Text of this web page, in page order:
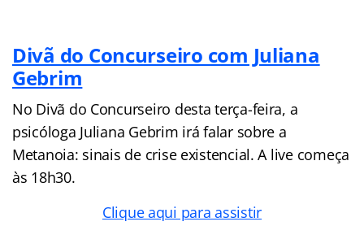
Divã do Concurseiro com Juliana
Gebrim
No Divã do Concurseiro desta terça-feira, a
psicóloga Juliana Gebrim irá falar sobre a
Metanoia: sinais de crise existencial. A live começa
às 18h30.
Clique aqui para assistir